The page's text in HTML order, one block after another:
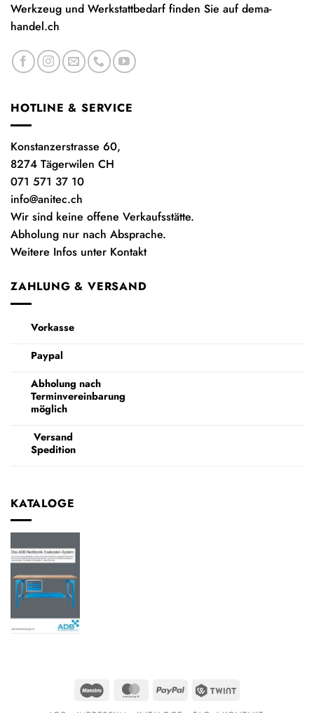
Werkzeug und Werkstattbedarf finden Sie aufdema-
handel.ch
HOTLINE & SERVICE
Konstanzerstrasse 60,
8274 Tägerwilen CH
071 571 37 10
info@anitec.ch
Wir sind keine offene Verkaufsstätte.
Abholung nur nach Absprache.
Weitere Infos unter Kontakt
ZAHLUNG & VERSAND
Vorkasse
Paypal
Abholung nach
Terminvereinbarung
möglich
Versand
Spedition
KATALOGE
Maestro MasterCardPayPal Twint